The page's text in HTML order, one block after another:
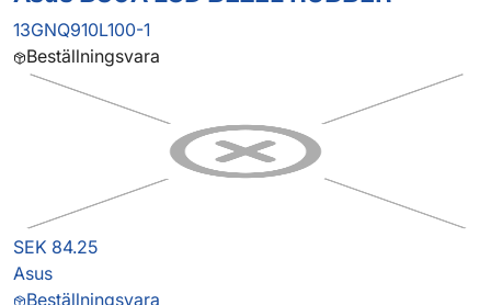
13GNQ910L100-1
Beställningsvara
SEK 84.25
Asus
Beställningsvara